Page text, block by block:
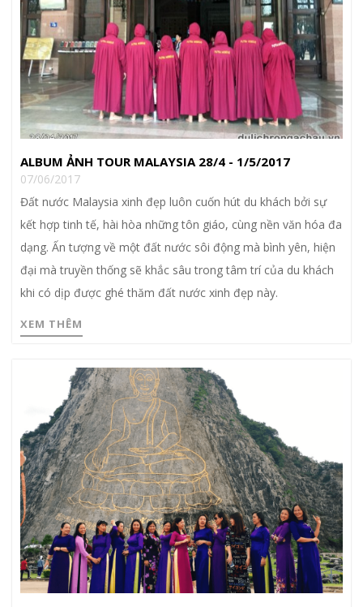
ALBUM ẢNH TOUR MALAYSIA 28/4 - 1/5/2017
07/06/2017
Đất nước Malaysia xinh đẹp luôn cuốn hút du khách bởi sự
kết hợp tinh tế, hài hòa những tôn giáo, cùng nền văn hóa đa
dạng. Ấn tượng về một đất nước sôi động mà bình yên, hiện
đại mà truyền thống sẽ khắc sâu trong tâm trí của du khách
khi có dịp được ghé thăm đất nước xinh đẹp này.
XEM THÊM